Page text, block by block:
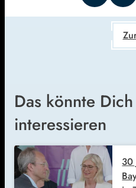
Das könnte
interessieren
30